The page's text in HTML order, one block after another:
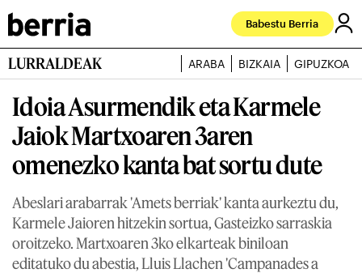
Babestu Berria
LURRALDEAK ARABA BIZKAIA GIPUZKOA
Idoia Asurmendik eta Karmele
Jaiok Martxoaren 3aren
omenezko kanta bat sortu dute
Abeslari arabarrak 'Amets berriak' kanta aurkeztu du,
Karmele Jaioren hitzekin sortua, Gasteizko sarraskia
oroitzeko. Martxoaren 3ko elkarteak biniloan
editatuko du abestia, Lluis Llachen 'Campanades a